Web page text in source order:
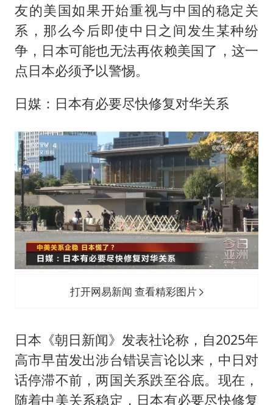
友的美国如果开始重视与中国的稳定关
系，那么今后即使中日之间发生某种纷
争，日本可能也无法再依赖美国了，这一
点日本必须予以警惕。
日媒：日本有必要尽快修复对华关系
打开网易新闻 查看精彩图片
日本《朝日新闻》发表社论称，自2025年
高市早苗发出涉台错误言论以来，中日对
话停滞不前，两国关系跌至谷底。现在，
随着中美关系稳定，日本有必要尽快修复